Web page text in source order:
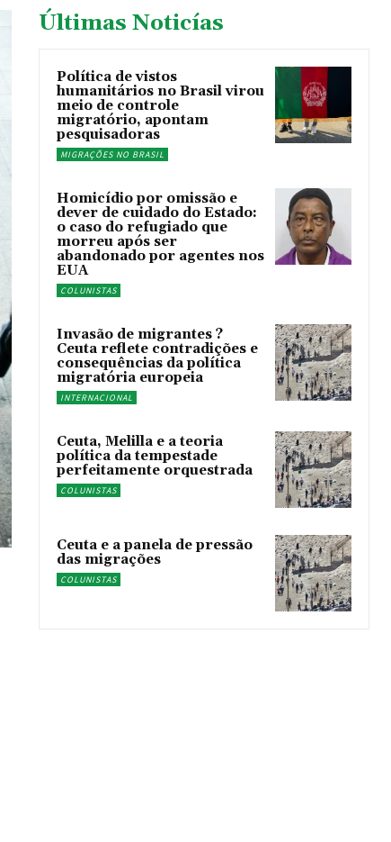
Últimas Noticías
Política de vistos
humanitários no Brasil virou
meio de controle
migratório, apontam
pesquisadoras
MIGRAÇÕES NO BRASIL
Homicídio por omissão e
dever de cuidado do Estado:
o caso do refugiado que
morreu após ser
abandonado por agentes nos
EUA
COLUNISTAS
Invasão de migrantes ?
Ceuta reflete contradições e
consequências da política
migratória europeia
INTERNACIONAL
Ceuta, Melilla e a teoria
política da tempestade
perfeitamente orquestrada
COLUNISTAS
Ceuta e a panela de pressão
das migrações
COLUNISTAS